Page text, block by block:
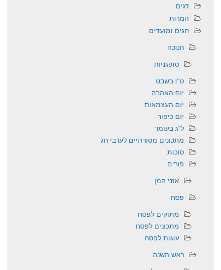
דגים
המרות
חגים ומועדים
חנוכה
סופגניות
ט"ו בשבט
יום האהבה
יום העצמאות
יום כיפור
ל"ג בעומר
מתכונים מסורתיים לערבי חג
סוכות
פורים
אזני המן
פסח
מתוקים לפסח
מתכונים לפסח
עוגות לפסח
ראש השנה